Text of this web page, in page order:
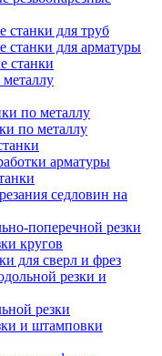
станки для труб
станки для арматуры
станки
металлу
по металлу
по металлу
арматуры
седловин на
поперечной резки
кругов
для сверл и фрез
резки и
резки
и штамповки